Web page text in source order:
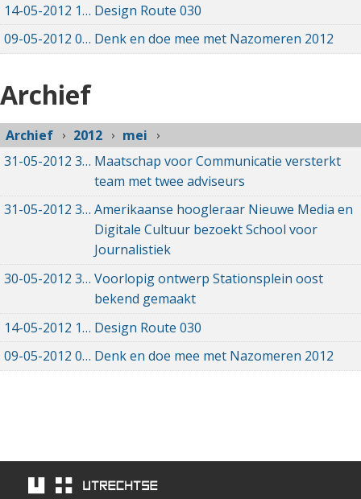
14-05-2012 14-05-2012 00:00
Design Route 030
09-05-2012 09-05-2012 00:00 Denk en doe mee met Nazomeren 2012
Archief
Archief 2012
mei
31-05-2012 31-05-2012 00:00
Maatschap voor Communicatie versterkt
team met twee adviseurs
31-05-2012 31-05-2012 00:00
Amerikaanse hoogleraar Nieuwe Media en
Digitale Cultuur bezoekt School voor
Journalistiek
30-05-2012 30-05-2012 00:00
Voorlopig ontwerp Stationsplein oost
bekend gemaakt
14-05-2012 14-05-2012 00:00
Design Route 030
09-05-2012 09-05-2012 00:00 Denk en doe mee met Nazomeren 2012